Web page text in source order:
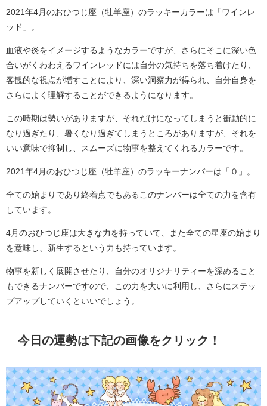
2021年4月のおひつじ座（牡羊座）のラッキーカラーは「ワインレ
ッド」。
血液や炎をイメージするようなカラーですが、さらにそこに深い色
合いがくわわえるワインレッドには自分の気持ちを落ち着けたり、
客観的な視点が増すことにより、深い洞察力が得られ、自分自身を
さらによく理解することができるようになります。
この時期は勢いがありますが、それだけになってしまうと衝動的に
なり過ぎたり、暑くなり過ぎてしまうところがありますが、それを
いい意味で抑制し、スムーズに物事を整えてくれるカラーです。
2021年4月のおひつじ座（牡羊座）のラッキーナンバーは「０」。
全ての始まりであり終着点でもあるこのナンバーは全ての力を含有
しています。
4月のおひつじ座は大きな力を持っていて、また全ての星座の始まり
を意味し、新生するという力も持っています。
物事を新しく展開させたり、自分のオリジナリティーを深めること
もできるナンバーですので、この力を大いに利用し、さらにステッ
プアップしていくといいでしょう。
今日の運勢は下記の画像をクリック！